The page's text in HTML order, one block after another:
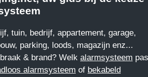
tuin, bedrijf, appartement, garage,
parking, loods, magazijn enz...
& brand? Welk alarmsysteem
alarmsysteem of bekabeld